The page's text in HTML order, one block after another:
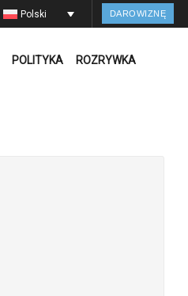
Polski DAROWIZNĘ
POLITYKA ROZRYWKA